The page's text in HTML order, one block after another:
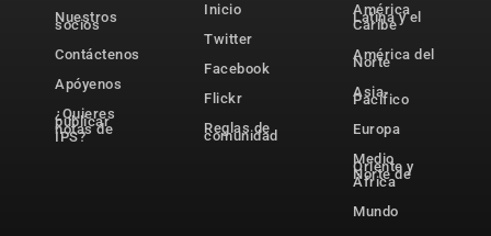
Nuestros
socios
Contáctenos
Apóyenos
¿Quieres
publicar
notas de
IPS?
Inicio
Twitter
Facebook
Flickr
Reglas de
comunidad
América
Latina y el
Caribe
América del
Norte
Asia-
Pacífico
Europa
Medio
Oriente y
Norte de
África
Mundo